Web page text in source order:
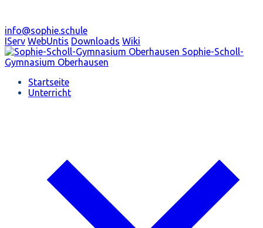
info@sophie.schule
IServ WebUntis Downloads Wiki
Sophie-Scholl-
Gymnasium Oberhausen
Startseite
Unterricht